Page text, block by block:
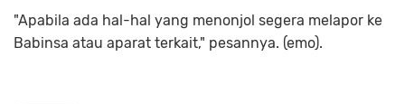
"Apabila ada hal-hal yang menonjol segera melapor ke
Babinsa atau aparat terkait," pesannya. (emo).